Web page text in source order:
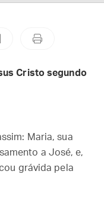
Cristo segundo
Maria, sua
a José, e,
grávida pela